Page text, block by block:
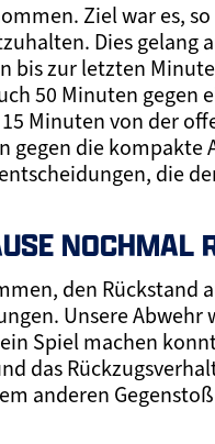
Ziel war es,
Dies gelang
bis zur letzten
50 Minuten gegen
Minuten von der
die kompakte
die
NOCHMAL
den Rückstand
Unsere
Spiel machen
das
anderen